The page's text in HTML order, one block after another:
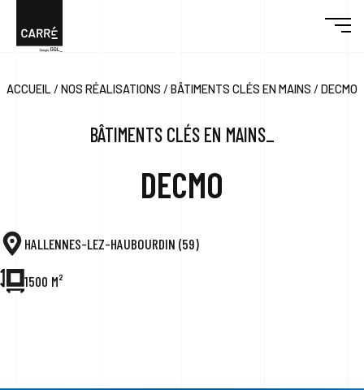
ACCUEIL / NOS RÉALISATIONS / BÂTIMENTS CLÉS EN MAINS / DECMO
BÂTIMENTS CLÉS EN MAINS_
DECMO
HALLENNES-LEZ-HAUBOURDIN (59)
1500 M²